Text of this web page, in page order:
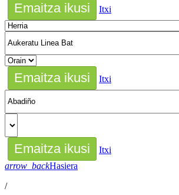
Itxi
Itxi
Itxi
arrow_backHasiera
/